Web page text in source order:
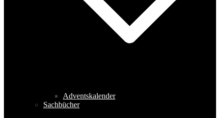
Adventskalender
Sachbücher